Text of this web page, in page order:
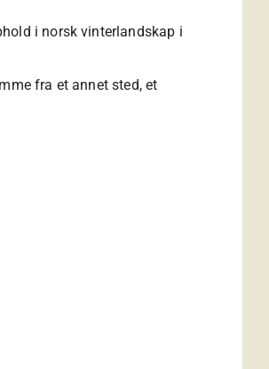
i norsk vinterlandskap i
fra et annet sted, et